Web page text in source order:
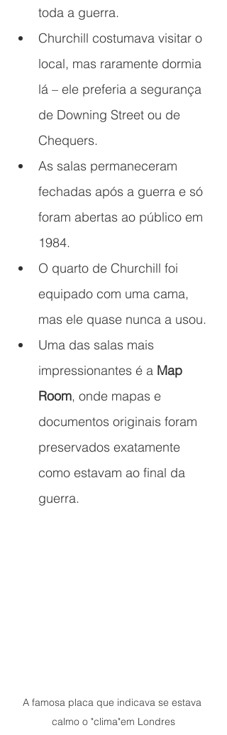
toda a guerra.
Churchill costumava visitar o
local, mas raramente dormia
lá – ele preferia a segurança
de Downing Street ou de
Chequers.
As salas permaneceram
fechadas após a guerra e só
foram abertas ao público em
1984.
O quarto de Churchill foi
equipado com uma cama,
mas ele quase nunca a usou.
Uma das salas mais
impressionantes é a Map
Room, onde mapas e
documentos originais foram
preservados exatamente
como estavam ao final da
guerra.
A famosa placa que indicava se estava
calmo o "clima"em Londres